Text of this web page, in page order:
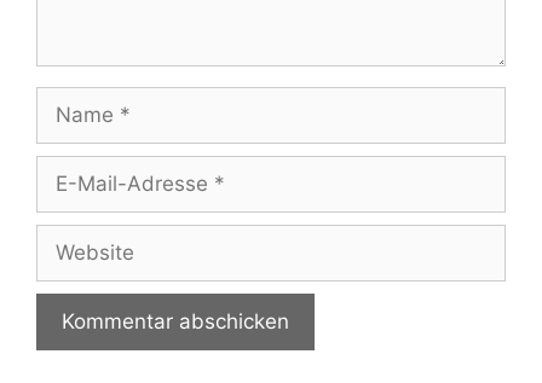
Mail-
Adresse